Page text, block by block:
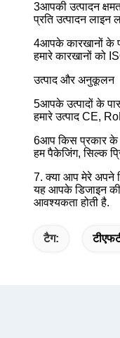
3आपकी उत्पादन
प्रति उत्पादन लाइन
4आपके कारखानों के
हमारे कारखानों को
उत्पाद और अनुकूलन
5आपके उत्पादों के
हमारे उत्पाद CE,
6आप किस प्रकार
हम पैकेजिंग, सिल्क
7. क्या आप मेरे अपने
यह आपके डिजाइन की
आवश्यकता होती है.
टैग: